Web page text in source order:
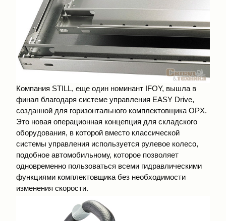
Компания STILL, еще один номинант IFOY, вышла в
финал благодаря системе управления EASY Drive,
созданной для горизонтального комплектовщика OPX.
Это новая операционная концепция для складского
оборудования, в которой вместо классической
системы управления используется рулевое колесо,
подобное автомобильному, которое позволяет
одновременно пользоваться всеми гидравлическими
функциями комплектовщика без необходимости
изменения скорости.